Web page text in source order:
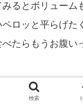
るとボリューム
ロッと平らげた
たらもうお腹い
検索